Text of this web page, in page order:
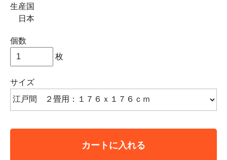
生産国
日本
個数
枚
サイズ
カートに入れる